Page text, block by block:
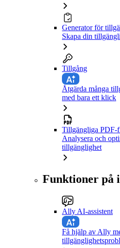
Generator för
Skapa din
Tillgång
Åtgärda många
med bara ett klick
Tillgängliga PDF-
Analysera och
tillgänglighet
Funktioner på
Ally AI-assistent
Få hjälp av Ally